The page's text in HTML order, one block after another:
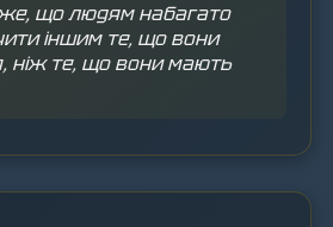
що людям набагато
іншим те, що вони
ніж те, що вони мають